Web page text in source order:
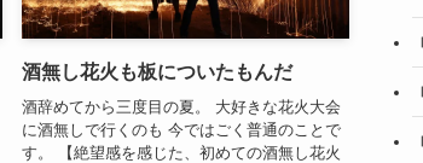
酒無し花火も板についたもんだ
酒辞めてから三度目の夏。 大好きな花火大会
に酒無しで行くのも 今ではごく普通のことで
す。 【絶望感を感じた、初めての酒無し花火